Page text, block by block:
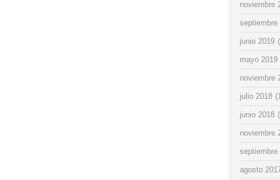
noviembre
septiembre
junio 2019
mayo 2019
noviembre
julio 2018
junio 2018
noviembre
septiembre
agosto